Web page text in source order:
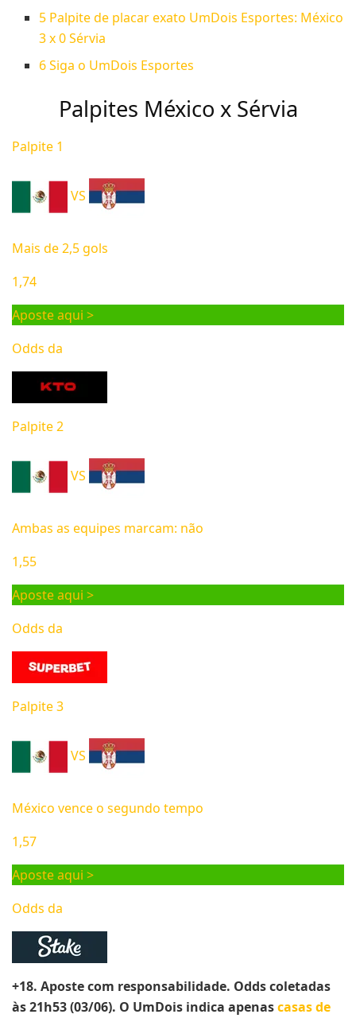
5 Palpite de placar exato UmDois Esportes: México
3 x 0 Sérvia
6Siga o UmDois Esportes
Palpites México x Sérvia
Palpite 1
VS
Mais de 2,5 gols
1,74
Aposte aqui >
Odds da
Palpite 2
VS
Ambas as equipes marcam: não
1,55
Aposte aqui >
Odds da
Palpite 3
VS
México vence o segundo tempo
1,57
Aposte aqui >
Odds da
+18. Aposte com responsabilidade. Odds coletadas
às 21h53 (03/06). O UmDois indica apenascasas de